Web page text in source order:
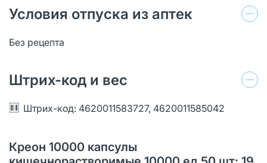
Условия отпуска из аптек
Без рецепта
Штрих-код и вес
Штрих-код: 4620011583727, 4620011585042
Креон 10000 капсулы